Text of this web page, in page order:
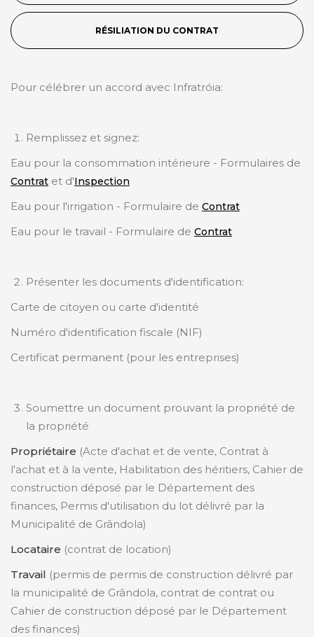
RÉSILIATION DU CONTRAT
Pour célébrer un accord avec Infratróia:
Remplissez et signez:
Eau pour la consommation intérieure - Formulaires de
Contrat et d'Inspection
Eau pour l'irrigation - Formulaire de Contrat
Eau pour le travail - Formulaire de Contrat
Présenter les documents d'identification:
Carte de citoyen ou carte d'identité
Numéro d'identification fiscale (NIF)
Certificat permanent (pour les entreprises)
Soumettre un document prouvant la propriété de
la propriété
Propriétaire (Acte d'achat et de vente, Contrat à
l'achat et à la vente, Habilitation des héritiers, Cahier de
construction déposé par le Département des
finances, Permis d'utilisation du lot délivré par la
Municipalité de Grândola)
Locataire (contrat de location)
Travail (permis de permis de construction délivré par
la municipalité de Grândola, contrat de contrat ou
Cahier de construction déposé par le Département
des finances)